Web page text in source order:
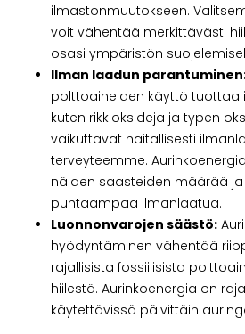
ilmastonmuutokseen.
voit vähentää merkittävästi
osasi ympäristön
Ilman laadun
polttoaineiden käyttö tuottaa
kuten rikkioksideja ja typen
vaikuttavat haitallisesti
terveyteemme.
näiden saasteiden määrää
puhtaampaa ilmanlaatua.
Luonnonvarojen säästö:
hyödyntäminen vähentää
rajallisista fossiilisista
hiilestä. Aurinkoenergia on
käytettävissä päivittäin